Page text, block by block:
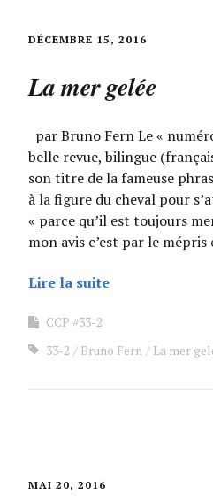
DÉCEMBRE 15, 2016
La mer gelée
par Bruno Fern Le «
belle revue, bilingue
son titre de la fameuse
à la figure du cheval pour
« parce qu’il est toujours
mon avis c’est par le
Lire la suite
CCP #33-2
33-2
Bruno Fern La mer
MAI 20, 2016